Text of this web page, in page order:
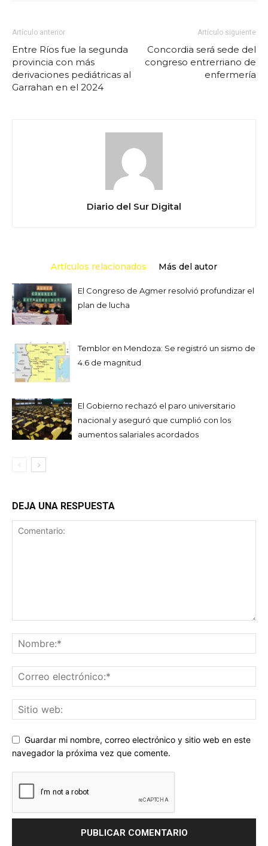
Artículo anterior
Entre Ríos fue la segunda
provincia con más
derivaciones pediátricas al
Garrahan en el 2024
Artículo siguiente
Concordia será sede del
congreso entrerriano de
enfermería
Diario del Sur Digital
Artículos relacionados Más del autor
El Congreso de Agmer resolvió profundizar el
plan de lucha
Temblor en Mendoza: Se registró un sismo de
4.6 de magnitud
El Gobierno rechazó el paro universitario
nacional y aseguró que cumplió con los
aumentos salariales acordados
DEJA UNA RESPUESTA
Guardar mi nombre, correo electrónico y sitio web en este
navegador la próxima vez que comente.